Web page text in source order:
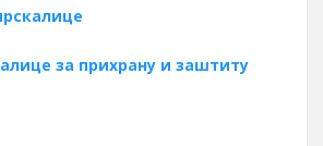
за прихрану и заштиту